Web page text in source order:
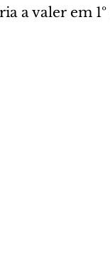
a valer em